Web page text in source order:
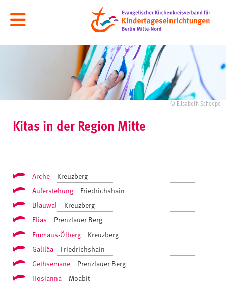
© Elisabeth Schoepe
Kitas in der Region Mitte
Arche
Kreuzberg
Auferstehung
Friedrichshain
Blauwal
Kreuzberg
Elias
Prenzlauer Berg
Emmaus-Ölberg
Kreuzberg
Galiläa
Friedrichshain
Gethsemane
Prenzlauer Berg
Hosianna
Moabit